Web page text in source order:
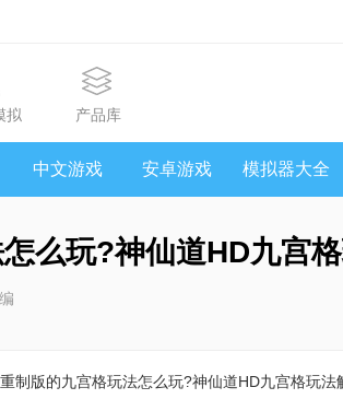
拟 产品库
中文游戏 安卓游戏 模拟器大全
么玩?神仙道HD九宫
制版的九宫格玩法怎么玩?神仙道HD九宫格玩法